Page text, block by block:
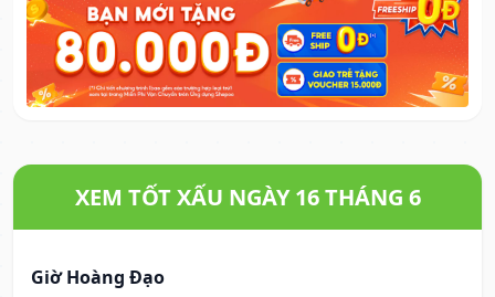
XEM TỐT XẤU NGÀY 16 THÁNG 6
Giờ Hoàng Đạo